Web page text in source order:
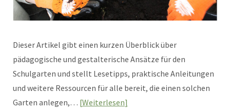
Dieser Artikel gibt einen kurzen Überblick über
pädagogische und gestalterische Ansätze für den
Schulgarten und stellt Lesetipps, praktische Anleitungen
und weitere Ressourcen für alle bereit, die einen solchen
Garten anlegen,… Weiterlesen